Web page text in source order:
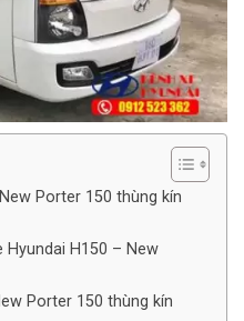
Porter 150 thùng kín
H150 – New
Porter 150 thùng kín